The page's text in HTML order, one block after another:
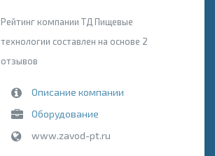
Рейтинг компании ТД Пищевые
технологии составлен на основе 2
отзывов
Описание компании
Оборудование
www.zavod-pt.ru